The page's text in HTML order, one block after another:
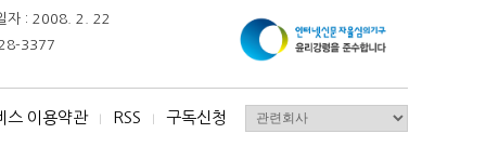
자 : 2008. 2. 22
3377
스 이용약관 I RSS I 구독신청